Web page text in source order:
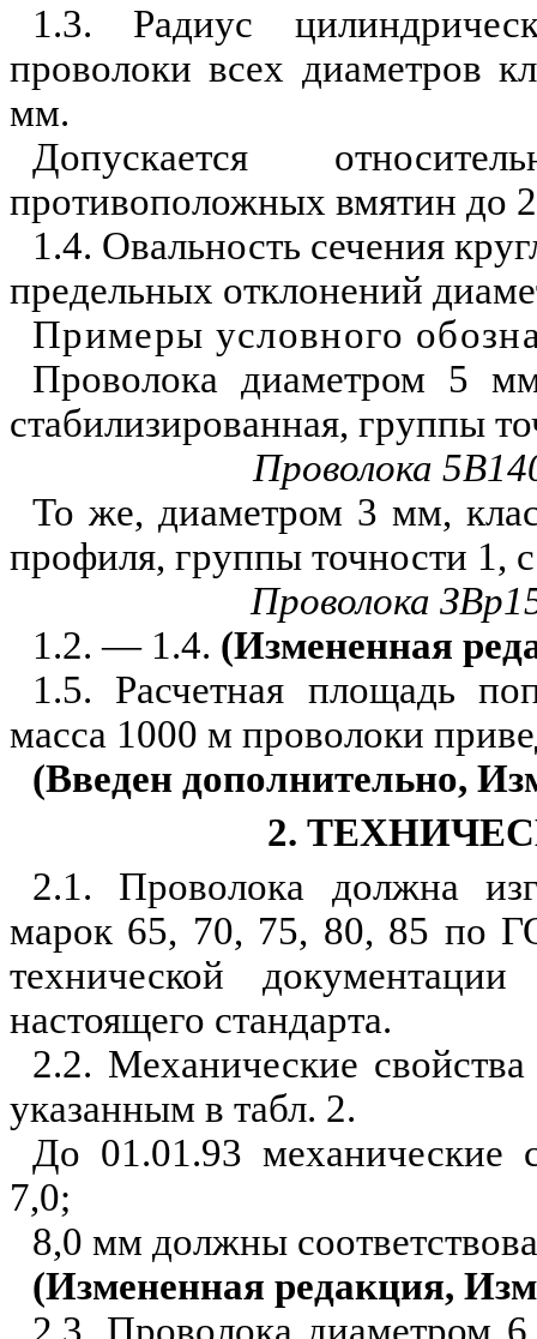
1.3. Радиус
проволоки всех диаметров
мм.
Допускается
противополож­ных вмятин до
1.4. Овальность сечения
предельных отклонений
Примеры условного
Проволока диаметром 5
стабилизированная, группы
Проволока
То же, диаметром 3 мм,
профиля, группы точности 1,
Проволока
1.2. — 1.4. (Измененная
1.5. Расчетная площадь
масса 1000 м проволоки
(Введен дополнительно,
2.
2.1. Проволока должна
марок 65, 70, 75, 80, 85 по
технической
настоящего стандарта.
2.2. Механические
указанным в табл. 2.
До 01.01.93 механические
7,0;
8,0 мм должны
(Измененная редакция,
2.3. Проволока диаметром